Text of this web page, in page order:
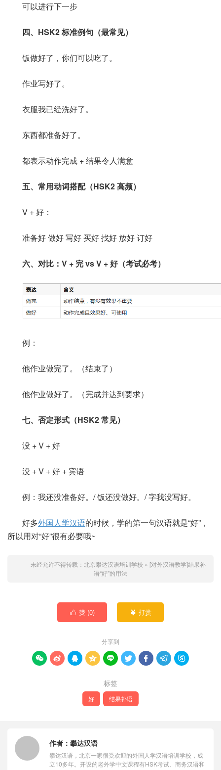
可以进行下一步
四、HSK2 标准例句（最常见）
饭做好了，你们可以吃了。
作业写好了。
衣服我已经洗好了。
东西都准备好了。
都表示动作完成 + 结果令人满意
五、常用动词搭配（HSK2 高频）
V + 好：
准备好 做好 写好 买好 找好 放好 订好
六、对比：V + 完 vs V + 好（考试必考）
例：
他作业做完了。（结束了）
他作业做好了。（完成并达到要求）
七、否定形式（HSK2 常见）
没 + V + 好
没 + V + 好 + 宾语
例：我还没准备好。/ 饭还没做好。/ 字我没写好。
好多外国人学汉语的时候，学的第一句汉语就是“好”，
所以用对“好”很有必要哦~
未经允许不得转载： 北京攀达汉语培训学校 » [对外汉语教学]结果补
语“好”的用法
 赞 (0)  打赏
分享到
        
标签
好 结果补语
作者： 攀达汉语
攀达汉语，北京一家很受欢迎的外国人学汉语培训学校，成
立10多年。开设的老外学中文课程有HSK考试、商务汉语和